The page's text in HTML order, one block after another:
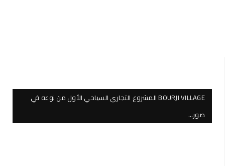
BOURJI VILLAGE المشروع التجاري السياحي الأول من نوعه في
صور…